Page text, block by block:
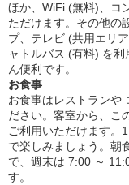
ほか、WiFi (無料)、コ
ただけます。その他の
プ、テレビ (共用エリ
ャトルバス (有料) を
ん便利です。
お食事
お食事はレストランや
ださい。客室から、こ
ご利用いただけます。
で楽しみましょう。朝
で、週末は 7:00 ～
す。